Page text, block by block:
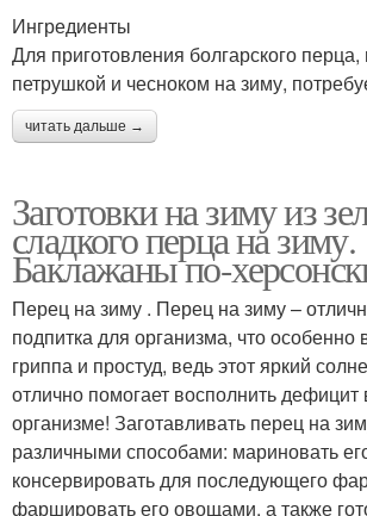
Ингредиенты
Для приготовления болгарского
петрушкой и чесноком на зиму,
читать дальше →
Заготовки на зиму из
сладкого перца на зиму.
Баклажаны по-
Перец на зиму . Перец на зиму –
подпитка для организма, что особенно
гриппа и простуд, ведь этот яркий
отлично помогает восполнить
организме! Заготавливать перец на
различными способами: мариновать
консервировать для последующего
фаршировать его овощами, а также